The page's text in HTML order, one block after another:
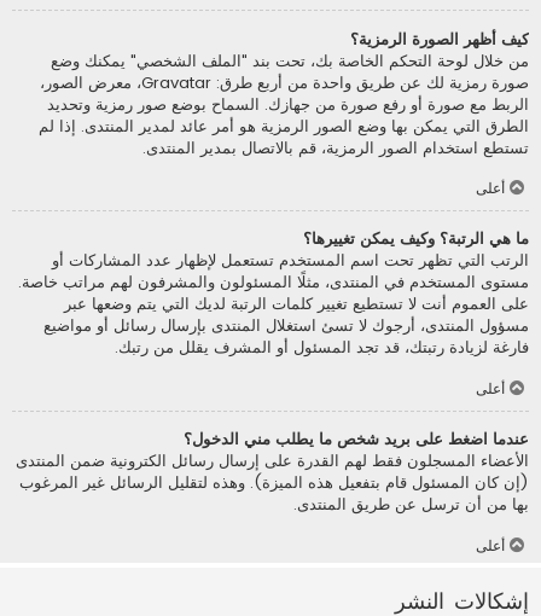
كيف أظهر الصورة الرمزية؟
من خلال لوحة التحكم الخاصة بك، تحت بند "الملف الشخصي" يمكنك وضع
صورة رمزية لك عن طريق واحدة من أربع طرق: Gravatar، معرض الصور،
الربط مع صورة أو رفع صورة من جهازك. السماح بوضع صور رمزية وتحديد
الطرق التي يمكن بها وضع الصور الرمزية هو أمر عائد لمدير المنتدى. إذا لم
تستطع استخدام الصور الرمزية، قم بالاتصال بمدير المنتدى.
أعلى
ما هي الرتبة؟ وكيف يمكن تغييرها؟
الرتب التي تظهر تحت اسم المستخدم تستعمل لإظهار عدد المشاركات أو
مستوى المستخدم في المنتدى، مثلًا المسئولون والمشرفون لهم مراتب خاصة.
على العموم أنت لا تستطيع تغيير كلمات الرتبة لديك التي يتم وضعها عبر
مسؤول المنتدى، أرجوك لا تسئ استغلال المنتدى بإرسال رسائل أو مواضيع
فارغة لزيادة رتبتك، قد تجد المسئول أو المشرف يقلل من رتبك.
أعلى
عندما اضغط على بريد شخص ما يطلب مني الدخول؟
الأعضاء المسجلون فقط لهم القدرة على إرسال رسائل الكترونية ضمن المنتدى
(إن كان المسئول قام بتفعيل هذه الميزة). وهذه لتقليل الرسائل غير المرغوب
بها من أن ترسل عن طريق المنتدى.
أعلى
إشكالات النشر